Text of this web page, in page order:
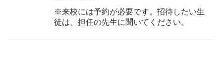
※来校には予約が必要です。招待したい生
徒は、担任の先生に聞いてください。